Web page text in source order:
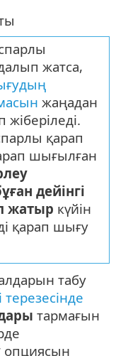
жатса,
жаңадан
жіберіледі.
қарап
шығылған
дейінгі
жатыр күйін
қарап шығу
табу
терезесінде
тармағын
опциясын